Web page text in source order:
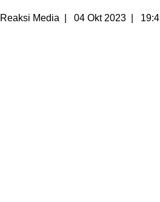
Reaksi Media 04 Okt 2023